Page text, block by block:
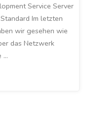
Service Server
Im letzten
wir gesehen wie
das Netzwerk
…